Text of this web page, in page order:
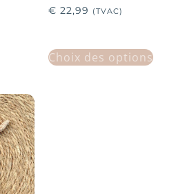
€ 22,99 (TVAC)
Choix des options